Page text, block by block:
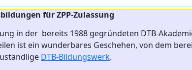
für ZPP-Zulassung
in der bereits 1988 gegründeten DTB-
ist ein wunderbares Geschehen, von dem
DTB-Bildungswerk.